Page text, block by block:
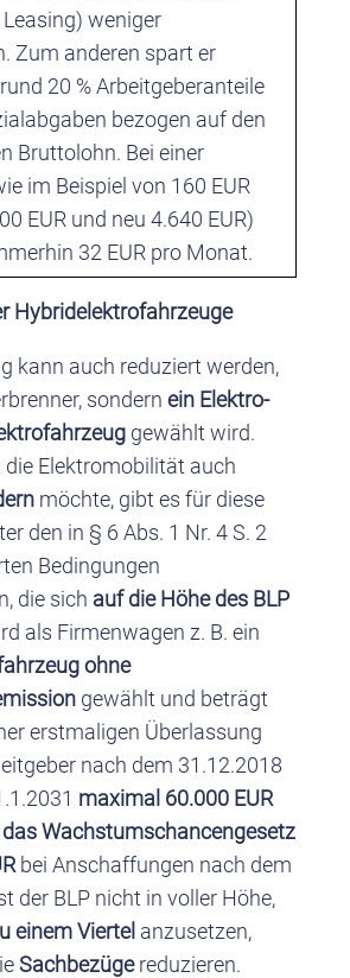
weniger
Zum anderen spart er
20 % Arbeitgeberanteile
bezogen auf den
Bruttolohn. Bei einer
im Beispiel von 160 EUR
EUR und neu 4.640 EUR)
32 EUR pro Monat.
Hybridelektrofahrzeuge
kann auch reduziert werden,
sondern ein Elektro-
gewählt wird.
die Elektromobilität auch
möchte, gibt es für diese
den in § 6 Abs. 1 Nr. 4 S. 2
Bedingungen
die sich auf die Höhe des BLP
als Firmenwagen z. B. ein
ohne
gewählt und beträgt
erstmaligen Überlassung
nach dem 31.12.2018
maximal 60.000 EUR
Wachstumschancengesetz
bei Anschaffungen nach dem
der BLP nicht in voller Höhe,
einem Viertel anzusetzen,
Sachbezügereduzieren.